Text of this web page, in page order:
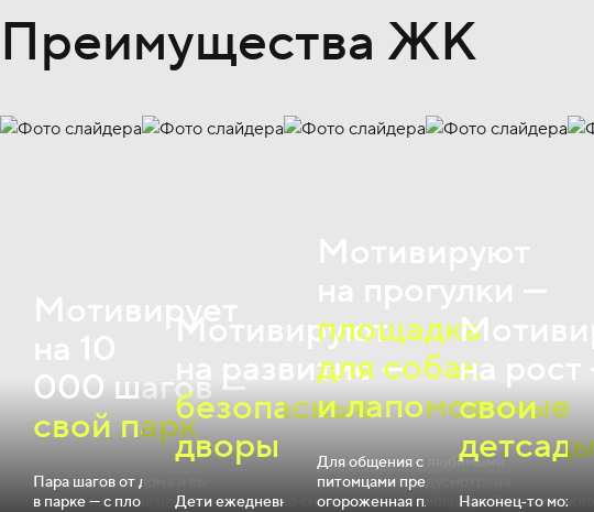
Преимущества ЖК
000 шагов —
свой парк
Пара шагов от дома и вы
в парке — с площадками
Мотивируют
на развитие —
безопасные
дворы
Дети ежедневно смогут
площадка
для собак
и лапомоечные
Для общения с любимыми
питомцами предусмотрена
огороженная площадка. Здесь есть
на рост
свои
Наконец‐то можно